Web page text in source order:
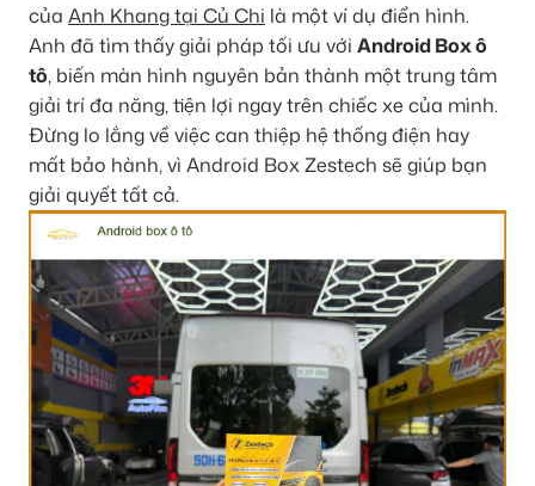
của Anh Khang tại Củ Chi là một ví dụ điển hình.
Anh đã tìm thấy giải pháp tối ưu với Android Box ô
tô, biến màn hình nguyên bản thành một trung tâm
giải trí đa năng, tiện lợi ngay trên chiếc xe của mình.
Đừng lo lắng về việc can thiệp hệ thống điện hay
mất bảo hành, vì Android Box Zestech sẽ giúp bạn
giải quyết tất cả.